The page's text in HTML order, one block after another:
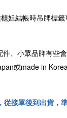
姐結帳時吊牌標
件、小眾品牌有些
或made in
從接單後到出貨，